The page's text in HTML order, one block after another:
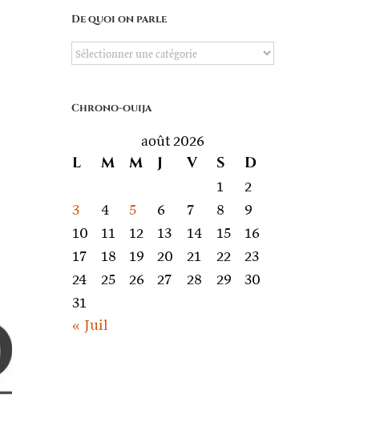
De quoi on parle
De
parle
Chrono-ouija
août 2026
L M M J V S D
1
2
3
4 5 6 7 8
9
10
11 12 13 14 15
16
17
18 19 20 21 22
23
24
25 26 27 28 29
30
31
« Juil